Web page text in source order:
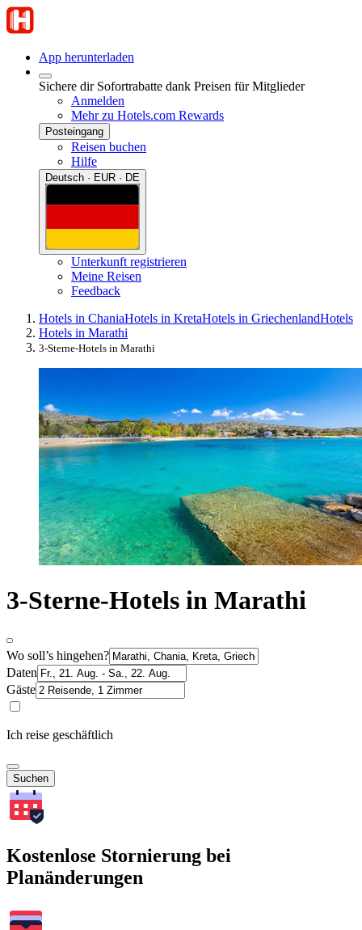
App herunterladen
Sichere dir Sofortrabatte dank Preisen für Mitglieder
Anmelden
Mehr zu Hotels.com Rewards
Posteingang
Reisen buchen
Hilfe
Deutsch · EUR · DE
Unterkunft registrieren
Meine Reisen
Feedback
Hotels in ChaniaHotels in KretaHotels in GriechenlandHotels
Hotels in Marathi
3-Sterne-Hotels in Marathi
3-Sterne-Hotels in Marathi
Wo soll’s hingehen?
Daten
Gäste
Ich reise geschäftlich
Suchen
Kostenlose Stornierung bei
Planänderungen